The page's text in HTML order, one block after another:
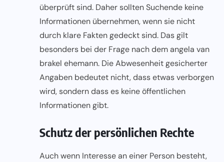
überprüft sind. Daher sollten Suchende keine
Informationen übernehmen, wenn sie nicht
durch klare Fakten gedeckt sind. Das gilt
besonders bei der Frage nach dem angela van
brakel ehemann. Die Abwesenheit gesicherter
Angaben bedeutet nicht, dass etwas verborgen
wird, sondern dass es keine öffentlichen
Informationen gibt.
Schutz der persönlichen Rechte
Auch wenn Interesse an einer Person besteht,